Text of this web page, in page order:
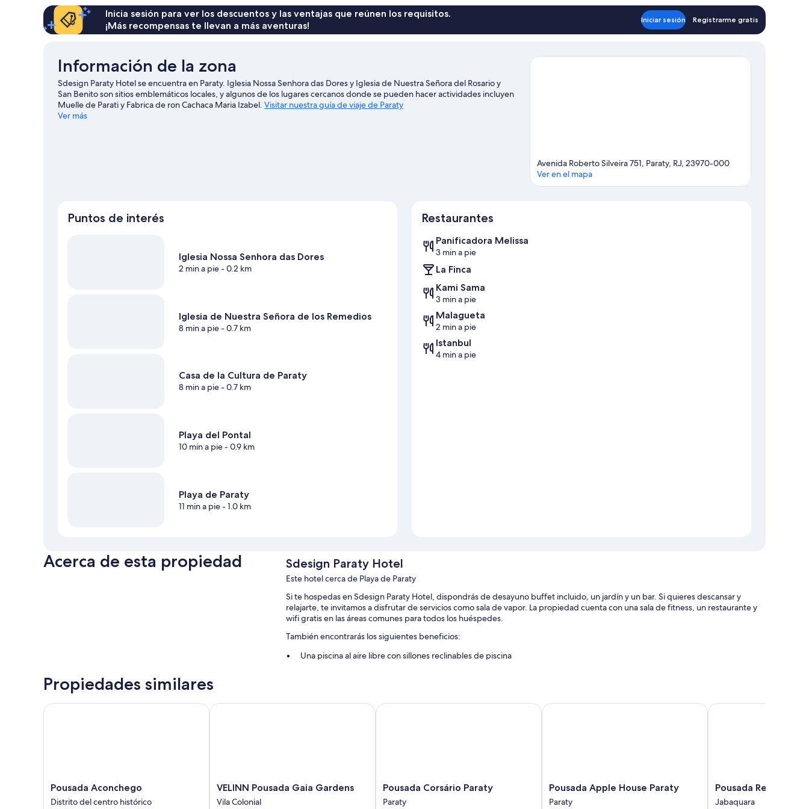
Inicia sesión para ver los descuentos y las ventajas que reúnen los requisitos.
¡Más recompensas te llevan a más aventuras!
Iniciar sesión Registrarme gratis
Información de la zona
Sdesign Paraty Hotel se encuentra en Paraty. Iglesia Nossa Senhora das Dores y Iglesia de Nuestra Señora del Rosario y
San Benito son sitios emblemáticos locales, y algunos de los lugares cercanos donde se pueden hacer actividades incluyen
Muelle de Parati y Fabrica de ron Cachaca Maria Izabel. Visitar nuestra guía de viaje de Paraty
Ver más
Avenida Roberto Silveira 751, Paraty, RJ, 23970-000
Ver en el mapa
Puntos de interés
Iglesia Nossa Senhora das Dores
2 min a pie- 0.2 km
Iglesia de Nuestra Señora de los Remedios
8 min a pie- 0.7 km
Casa de la Cultura de Paraty
8 min a pie- 0.7 km
Playa del Pontal
10 min a pie- 0.9 km
Playa de Paraty
11 min a pie- 1.0 km
Restaurantes
Panificadora Melissa
3 min a pie
La Finca
Kami Sama
3 min a pie
Malagueta
2 min a pie
Istanbul
4 min a pie
Acerca de esta propiedad Sdesign Paraty Hotel
Este hotel cerca de Playa de Paraty
Si te hospedas en Sdesign Paraty Hotel, dispondrás de desayuno buffet incluido, un jardín y un bar. Si quieres descansar y
relajarte, te invitamos a disfrutar de servicios como sala de vapor. La propiedad cuenta con una sala de fitness, un restaurante y
wifi gratis en las áreas comunes para todos los huéspedes.
También encontrarás los siguientes beneficios:
Una piscina al aire libre con sillones reclinables de piscina
Características de las habitaciones
Propiedades similares
Pousada
Aconchego
Pousada Aconchego
Distrito del centro histórico
Pousada Aconchego
VELINN
Pousada
VELINN Pousada Gaia Gardens
Vila Colonial
VELINN Pousada Gaia Gardens
Pousada
Corsário
Pousada Corsário Paraty
Paraty
Pousada Corsário Paraty
Pousada
Apple
Pousada Apple House Paraty
Paraty
Pousada Apple House Paraty
Pousada
Recanto
Pousada Recanto
Jabaquara
Pousada Recanto do